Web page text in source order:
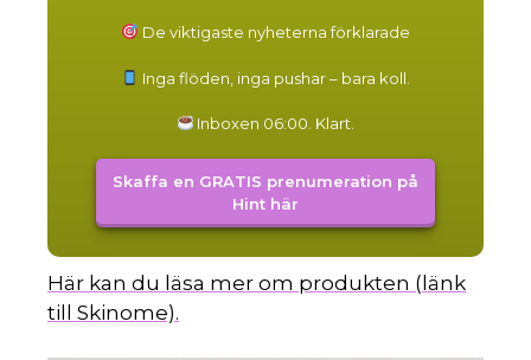
De viktigaste nyheterna förklarade
Inga flöden, inga pushar – bara koll.
Inboxen 06:00. Klart.
Skaffa en GRATIS prenumeration på
Hint här
Här kan du läsa mer om produkten (länk
till Skinome).